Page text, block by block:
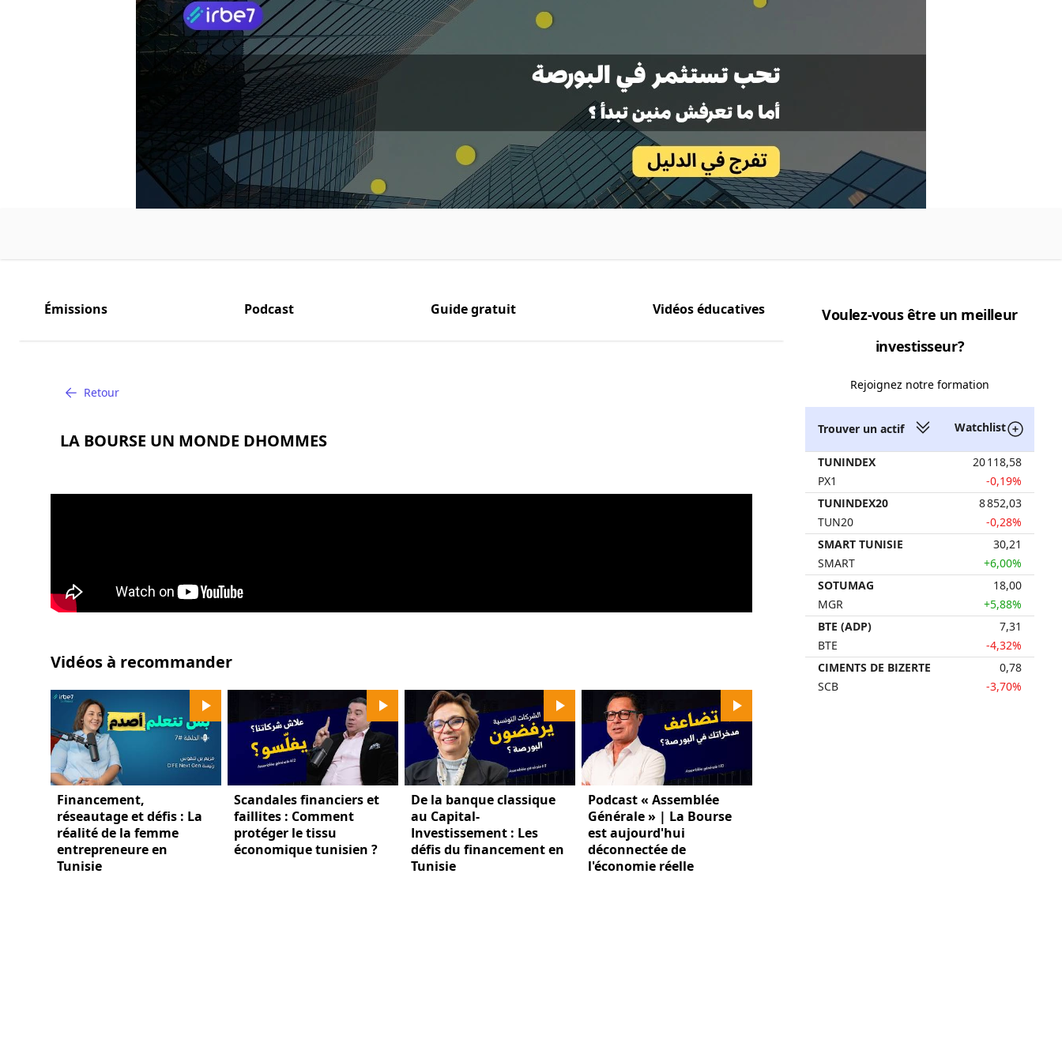
Émissions Podcast Guide gratuit Vidéos éducatives
Retour
LA BOURSE UN MONDE DHOMMES
Vidéos à recommander
Financement,
réseautage et défis : La
réalité de la femme
entrepreneure en
Tunisie
Scandales financiers et
faillites : Comment
protéger le tissu
économique tunisien ?
De la banque classique
au Capital-
Investissement : Les
défis du financement en
Tunisie
Podcast « Assemblée
Générale » | La Bourse
est aujourd'hui
déconnectée de
l'économie réelle
Voulez-vous être un meilleur
investisseur?
Rejoignez notre formation
Trouver un actif Watchlist
TUNINDEX
PX1
20 118,58
-0,19%
TUNINDEX20
TUN20
8 852,03
-0,28%
SMART TUNISIE
SMART
30,21
+6,00%
SOTUMAG
MGR
18,00
+5,88%
BTE (ADP)
BTE
7,31
-4,32%
CIMENTS DE BIZERTE
SCB
0,78
-3,70%